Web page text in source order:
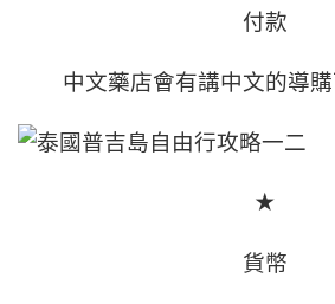
付款
中文藥店會有講中文的導
★
貨幣